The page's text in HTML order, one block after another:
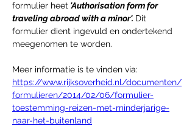
formulier heet 'Authorisation form for
traveling abroad with a minor'. Dit
formulier dient ingevuld en ondertekend
meegenomen te worden.
https://www.rijksoverheid.nl/documenten/
formulieren/2014/02/06/formulier-
toestemming-reizen-met-minderjarige-
naar-het-buitenland
Over
Welkom bij de groep! Je kunt contact
leggen met andere leden
Meer lezen